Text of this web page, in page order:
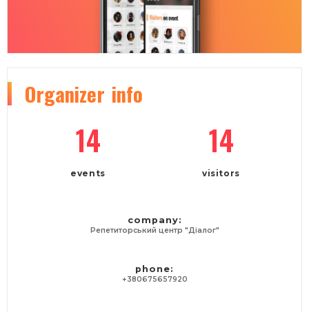
Organizer info
14
events
14
visitors
company:
Репетиторський центр "Діалог"
phone:
+380675657920